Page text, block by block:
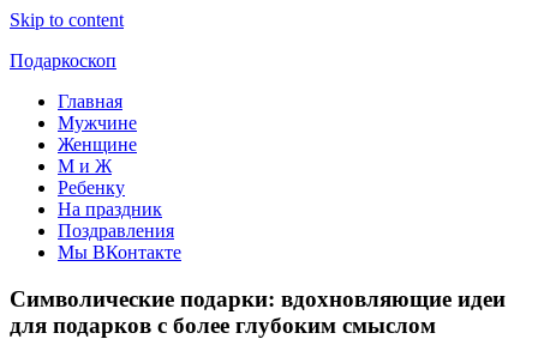
Skip to content
Подаркоскоп
Поможем
выбрать
подарить
Главная
Мужчине
Женщине
М и Ж
Ребенку
На праздник
Поздравления
Мы ВКонтакте
Символические подарки: вдохновляющие идеи
для подарков с более глубоким смыслом